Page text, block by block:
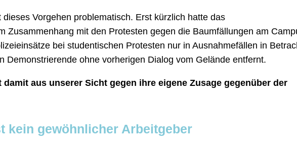
dieses Vorgehen problematisch. Erst kürzlich hatte das
Zusammenhang mit den Protesten gegen die Baumfällungen am
bei studentischen Protesten nur in Ausnahmefällen in
Demonstrierende ohne vorherigen Dialog vom Gelände entfernt.
damit aus unserer Sicht gegen ihre eigene Zusage gegenüber der
kein gewöhnlicher Arbeitgeber